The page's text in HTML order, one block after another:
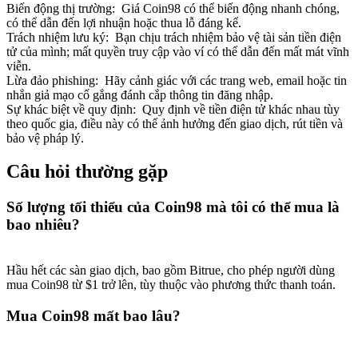
Biến động thị trường: Giá Coin98 có thể biến động nhanh chóng,
có thể dẫn đến lợi nhuận hoặc thua lỗ đáng kể.
Trách nhiệm lưu ký: Bạn chịu trách nhiệm bảo vệ tài sản tiền điện
tử của mình; mất quyền truy cập vào ví có thể dẫn đến mất mát vĩnh
viễn.
Lừa đảo phishing: Hãy cảnh giác với các trang web, email hoặc tin
nhắn giả mạo cố gắng đánh cắp thông tin đăng nhập.
Sự khác biệt về quy định: Quy định về tiền điện tử khác nhau tùy
theo quốc gia, điều này có thể ảnh hưởng đến giao dịch, rút tiền và
bảo vệ pháp lý.
Câu hỏi thường gặp
Số lượng tối thiểu của Coin98 mà tôi có thể mua là
bao nhiêu?
Hầu hết các sàn giao dịch, bao gồm Bitrue, cho phép người dùng
mua Coin98 từ $1 trở lên, tùy thuộc vào phương thức thanh toán.
Mua Coin98 mất bao lâu?